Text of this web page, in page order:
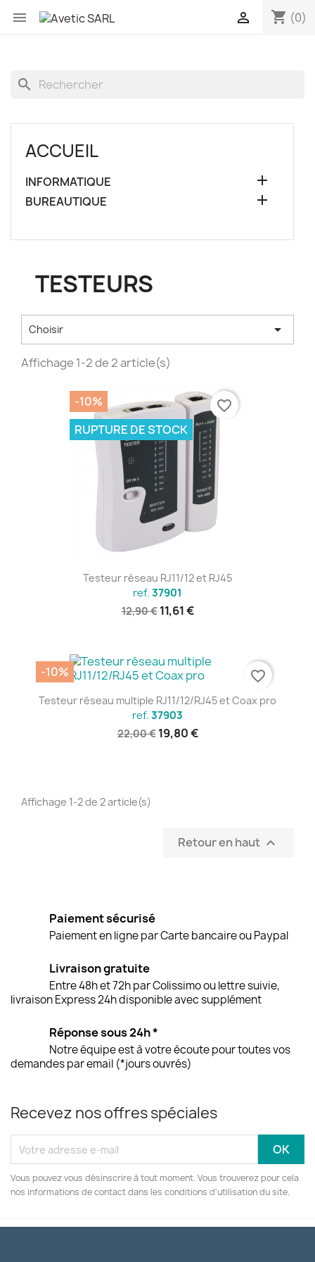
 shopping_cart (0)

search
ACCUEIL
INFORMATIQUE 
BUREAUTIQUE 
TESTEURS
Choisir 
Affichage 1-2 de 2 article(s)
Testeur réseau RJ11/12 et RJ45
ref. 37901
12,90 € 11,61 €
-10%
RUPTURE DE STOCK
favorite_border
Testeur réseau multiple RJ11/12/RJ45 et Coax pro
ref. 37903
22,00 € 19,80 €
-10% favorite_border
Affichage 1-2 de 2 article(s)
Retour en haut 
Paiement sécurisé
Paiement en ligne par Carte bancaire ou Paypal
Livraison gratuite
Entre 48h et 72h par Colissimo ou lettre suivie,
livraison Express 24h disponible avec supplément
Réponse sous 24h *
Notre équipe est à votre écoute pour toutes vos
demandes par email (*jours ouvrés)
Recevez nos offres spéciales
Vous pouvez vous désinscrire à tout moment. Vous trouverez pour cela
nos informations de contact dans les conditions d'utilisation du site.